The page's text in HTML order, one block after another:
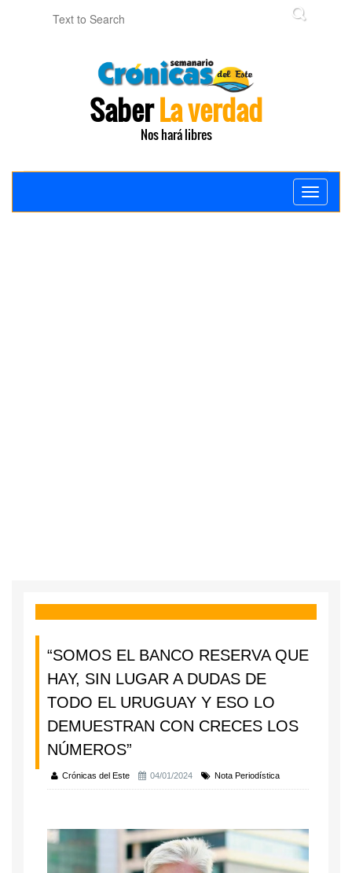
SaberLa verdad
Nos hará libres
Toggle
“SOMOS EL BANCO RESERVA QUE
HAY, SIN LUGAR A DUDAS DE
TODO EL URUGUAY Y ESO LO
DEMUESTRAN CON CRECES LOS
NÚMEROS”
Crónicas del Este 04/01/2024 Nota Periodística